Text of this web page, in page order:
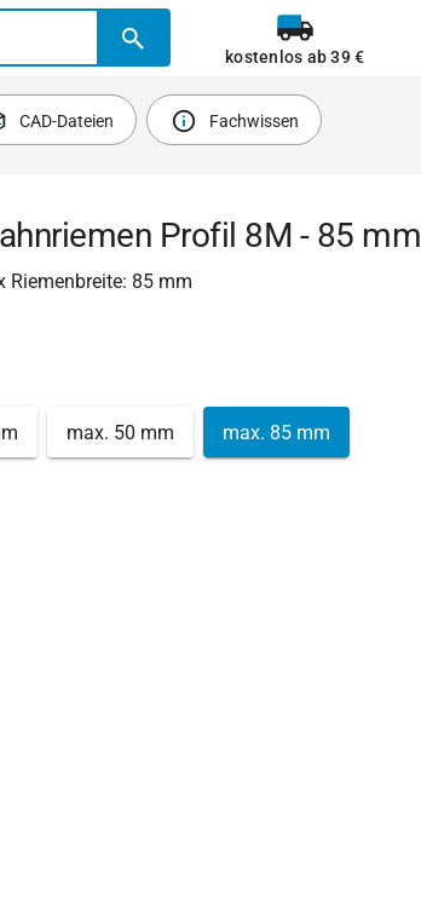
kostenlos ab 39 €
CAD-Dateien Fachwissen
Profil 8M - 85 mm
Riemenbreite: 85 mm
max. 50 mm max. 85 mm